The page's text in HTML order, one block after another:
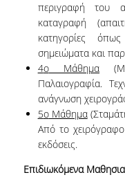
ΦΟΡΜΑ
περιγραφή του
καταγραφή
κατηγορίες
σημειώματα και
4οΜάθημα
Παλαιογραφία.
ανάγνωση
5οΜάθημα
Από το
εκδόσεις.
Επιδιωκόμενα